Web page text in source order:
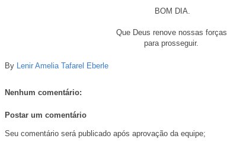
BOM DIA.
Que Deus renove nossas forças
para prosseguir.
By Lenir Amelia Tafarel Eberle
Nenhum comentário:
Postar um comentário
Seu comentário será publicado após aprovação da equipe;